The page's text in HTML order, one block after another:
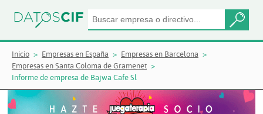
Inicio Empresas en España
Empresas en Barcelona
Empresas en Santa Coloma de Gramenet
Informe de empresa de Bajwa Cafe Sl